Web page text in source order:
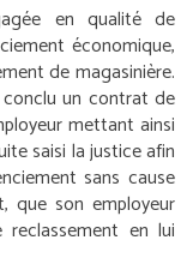
en qualité de
économique,
de magasinière.
un contrat de
mettant ainsi
saisi la justice afin
sans cause
que son employeur
en lui